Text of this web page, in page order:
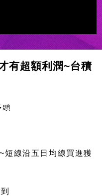
有超額利潤~台積
頭
短線沿五日均線買進獲